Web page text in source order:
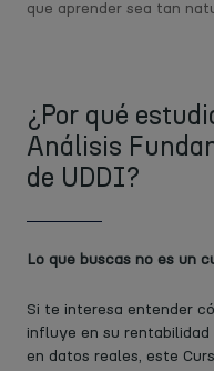
que aprender sea tan
¿Por qué
Análisis
de UDDI?
Lo que buscas no es un
Si te interesa entender
influye en su
en datos reales, este